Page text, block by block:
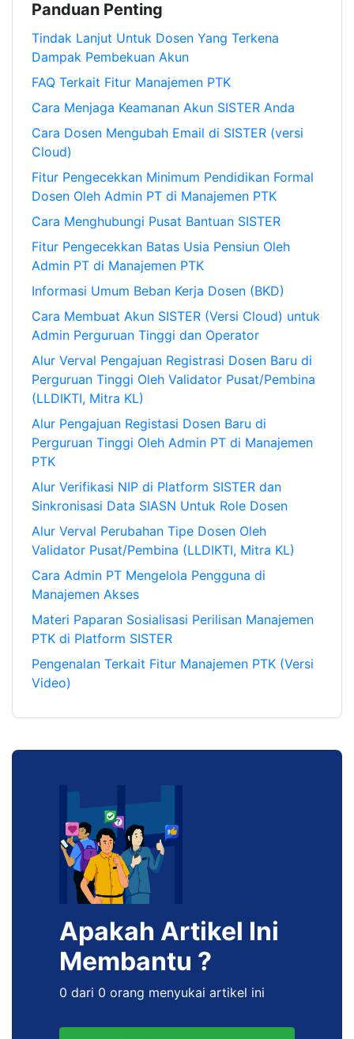
Panduan Penting
Tindak Lanjut Untuk Dosen Yang Terkena
Dampak Pembekuan Akun
FAQ Terkait Fitur Manajemen PTK
Cara Menjaga Keamanan Akun SISTER Anda
Cara Dosen Mengubah Email di SISTER (versi
Cloud)
Fitur Pengecekkan Minimum Pendidikan Formal
Dosen Oleh Admin PT di Manajemen PTK
Cara Menghubungi Pusat Bantuan SISTER
Fitur Pengecekkan Batas Usia Pensiun Oleh
Admin PT di Manajemen PTK
Informasi Umum Beban Kerja Dosen (BKD)
Cara Membuat Akun SISTER (Versi Cloud) untuk
Admin Perguruan Tinggi dan Operator
Alur Verval Pengajuan Registrasi Dosen Baru di
Perguruan Tinggi Oleh Validator Pusat/Pembina
(LLDIKTI, Mitra KL)
Alur Pengajuan Registasi Dosen Baru di
Perguruan Tinggi Oleh Admin PT di Manajemen
PTK
Alur Verifikasi NIP di Platform SISTER dan
Sinkronisasi Data SIASN Untuk Role Dosen
Alur Verval Perubahan Tipe Dosen Oleh
Validator Pusat/Pembina (LLDIKTI, Mitra KL)
Cara Admin PT Mengelola Pengguna di
Manajemen Akses
Materi Paparan Sosialisasi Perilisan Manajemen
PTK di Platform SISTER
Pengenalan Terkait Fitur Manajemen PTK (Versi
Video)
Apakah Artikel Ini
Membantu ?
0 dari 0 orang menyukai artikel ini